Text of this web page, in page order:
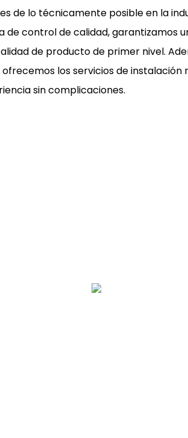
de lo técnicamente posible en la
de control de calidad, garantizamos
de producto de primer nivel.
los servicios de instalación
sin complicaciones.